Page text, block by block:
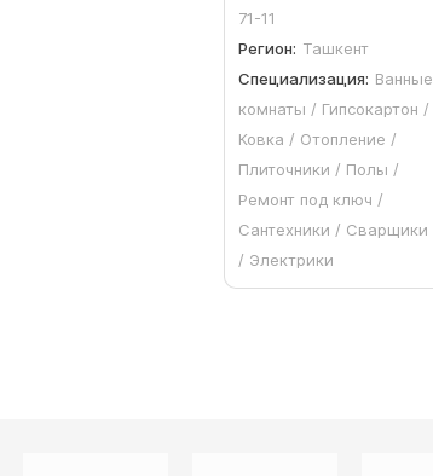
71-11
Регион: Ташкент
Специализация: Ванные
комнаты / Гипсокартон /
Ковка / Отопление /
Плиточники / Полы /
Ремонт под ключ /
Сантехники / Сварщики
/ Электрики